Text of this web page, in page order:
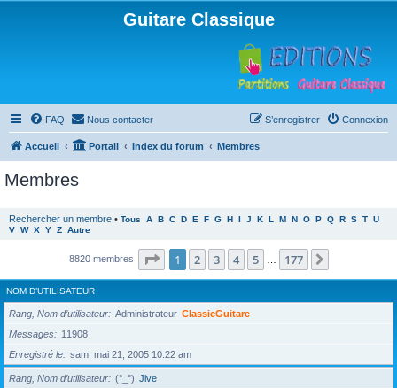
Guitare Classique
FAQ Nous contacter Connexion
S’enregistrer
Accueil Portail Index du forum Membres
Membres
Rechercher un membre • Tous A B C D E F G H I J K L M N O P Q R S T U
V W X Y Z Autre
8820 membres Page 1sur177
1 2 3 4 5 177
NOM D’UTILISATEUR
Rang, Nom d’utilisateur Administrateur ClassicGuitare
Messages
11908
Enregistré le
sam. mai 21, 2005 10:22 am
Rang, Nom d’utilisateur (°_°) Jive